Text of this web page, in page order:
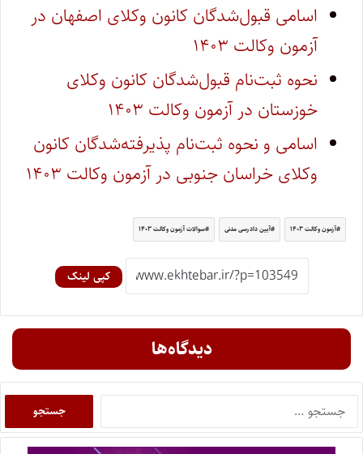
اسامی قبول‌شدگان کانون وکلای اصفهان در
آزمون وکالت ۱۴۰۳
نحوه ثبت‌نام قبول‌شدگان کانون وکلای
خوزستان در آزمون وکالت ۱۴۰۳
اسامی و نحوه ثبت‌نام پذیرفته‌شدگان کانون
وکلای خراسان جنوبی در آزمون وکالت ۱۴۰۳
آزمون وکالت ۱۴۰۳ آیین دادرسی مدنی سوالات آزمون وکالت ۱۴۰۳
کپی لینک
دیدگاه‌ها